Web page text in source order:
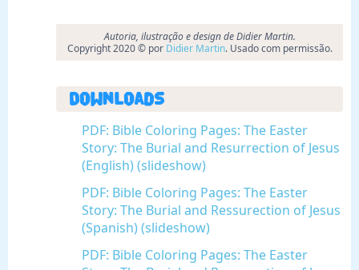
Autoria, ilustração e design de Didier Martin.
Copyright 2020 © por Didier Martin. Usado com permissão.
Downloads
PDF: Bible Coloring Pages: The Easter
Story: The Burial and Resurrection of Jesus
(English) (slideshow)
PDF: Bible Coloring Pages: The Easter
Story: The Burial and Ressurection of Jesus
(Spanish) (slideshow)
PDF: Bible Coloring Pages: The Easter